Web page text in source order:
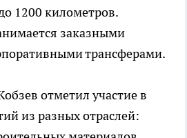
1200 километров.
заказными
трансферами.
отметил участие в
из разных отраслей: